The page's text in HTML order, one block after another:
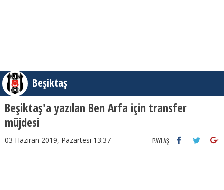
Beşiktaş
Beşiktaş'a yazılan Ben Arfa için transfer
müjdesi
03 Haziran 2019, Pazartesi 13:37 PAYLAŞ